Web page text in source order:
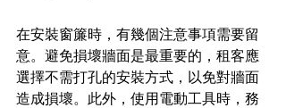
在安裝窗簾時，有幾個注意事項需要留
意。避免損壞牆面是最重要的，租客應
選擇不需打孔的安裝方式，以免對牆面
造成損壞。此外，使用電動工具時，務